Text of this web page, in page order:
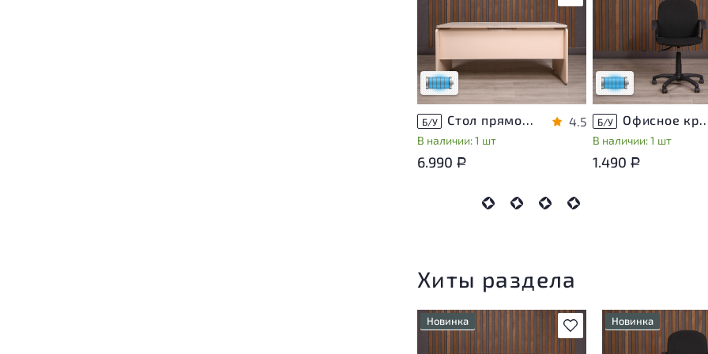
приближено к новому, могут
присутствовать
незначительные следы
эксплуатации
Низкая степень износа
Б/У Стол прямоугольный Accord ДСП Дуб Россия
В наличии: 1 шт
4.5
6.990 Р
Состояние товара
приближено к новому,
присутствовать
незначительные следы
эксплуатации
Низкая степень
Б/У Офисное кресло
В наличии: 1 шт
1.490 Р
Хиты раздела
В избранное
Новинка Новинка
Состояние товара